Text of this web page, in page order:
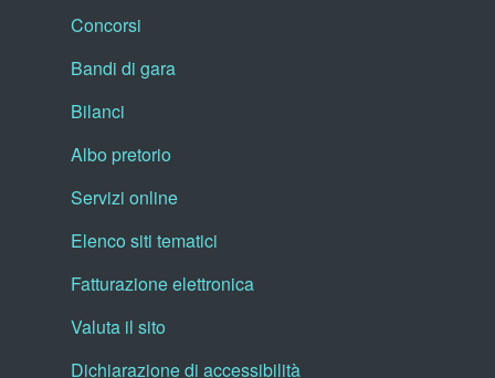
Concorsi
Bandi di gara
Bilanci
Albo pretorio
Servizi online
Elenco siti tematici
Fatturazione elettronica
Valuta il sito
Dichiarazione di accessibilità